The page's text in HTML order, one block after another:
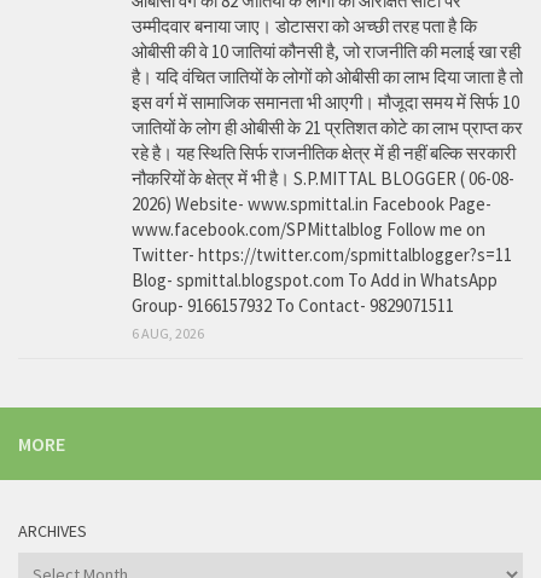
उम्मीदवार बनाया जाए। डोटासरा को अच्छी तरह पता है कि
ओबीसी की वे 10 जातियां कौनसी है, जो राजनीति की मलाई खा रही
है। यदि वंचित जातियों के लोगों को ओबीसी का लाभ दिया जाता है तो
इस वर्ग में सामाजिक समानता भी आएगी। मौजूदा समय में सिर्फ 10
जातियों के लोग ही ओबीसी के 21 प्रतिशत कोटे का लाभ प्राप्त कर
रहे है। यह स्थिति सिर्फ राजनीतिक क्षेत्र में ही नहीं बल्कि सरकारी
नौकरियों के क्षेत्र में भी है। S.P.MITTAL BLOGGER ( 06-08-
2026) Website- www.spmittal.in Facebook Page-
www.facebook.com/SPMittalblog Follow me on
Twitter- https://twitter.com/spmittalblogger?s=11
Blog- spmittal.blogspot.com To Add in WhatsApp
Group- 9166157932 To Contact- 9829071511
6 AUG, 2026
MORE
ARCHIVES
Archives